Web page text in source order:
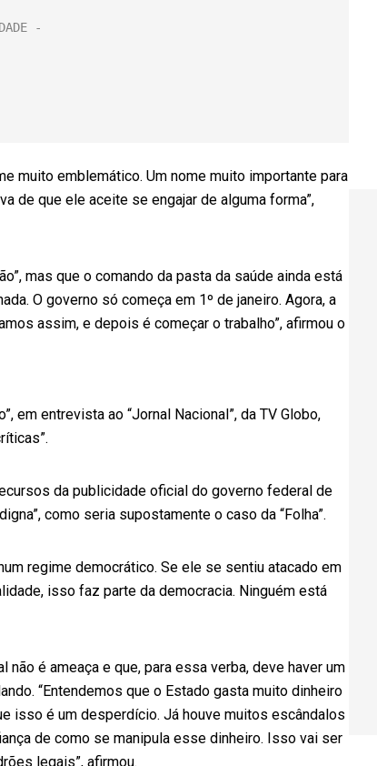
muito emblemático. Um nome muito importante para
de que ele aceite se engajar de alguma forma”,
mas que o comando da pasta da saúde ainda está
O governo só começa em 1º de janeiro. Agora, a
assim, e depois é começar o trabalho”, afirmou o
em entrevista ao “Jornal Nacional”, da TV Globo,
da publicidade oficial do governo federal de
como seria supostamente o caso da “Folha”.
regime democrático. Se ele se sentiu atacado em
isso faz parte da democracia. Ninguém está
é ameaça e que, para essa verba, deve haver um
“Entendemos que o Estado gasta muito dinheiro
isso é um desperdício. Já houve muitos escândalos
de como se manipula esse dinheiro. Isso vai ser
legais”, afirmou.